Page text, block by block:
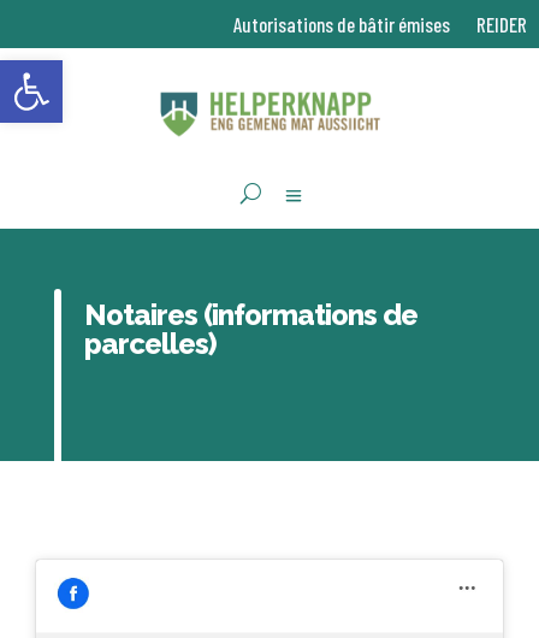
Ouvrir la barre d’outils
Autorisations de bâtir émises REIDER
Notaires (informations de
parcelles)